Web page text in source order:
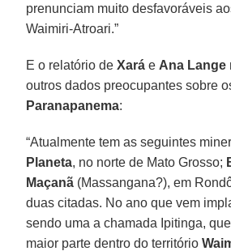
prenunciam muito desfavoráveis
Waimiri-Atroari.”
E o relatório deXará e Ana Lange
outros dados preocupantes sobre
Paranapanema:
“Atualmente tem as seguintes
Planeta, no norte de Mato Grosso;
Maçanã (Massangana?), em
duas citadas. No ano que vem
sendo uma a chamada Ipitinga,
maior parte dentro do território